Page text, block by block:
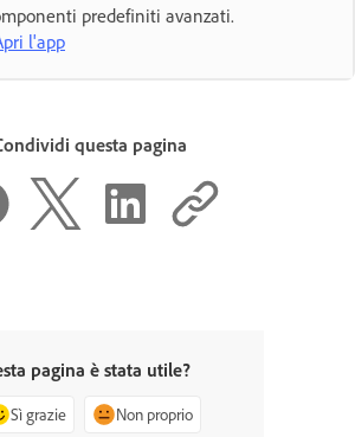
predefiniti avanzati.
l'app
questa pagina
pagina è stata utile?
Sì grazie Non proprio